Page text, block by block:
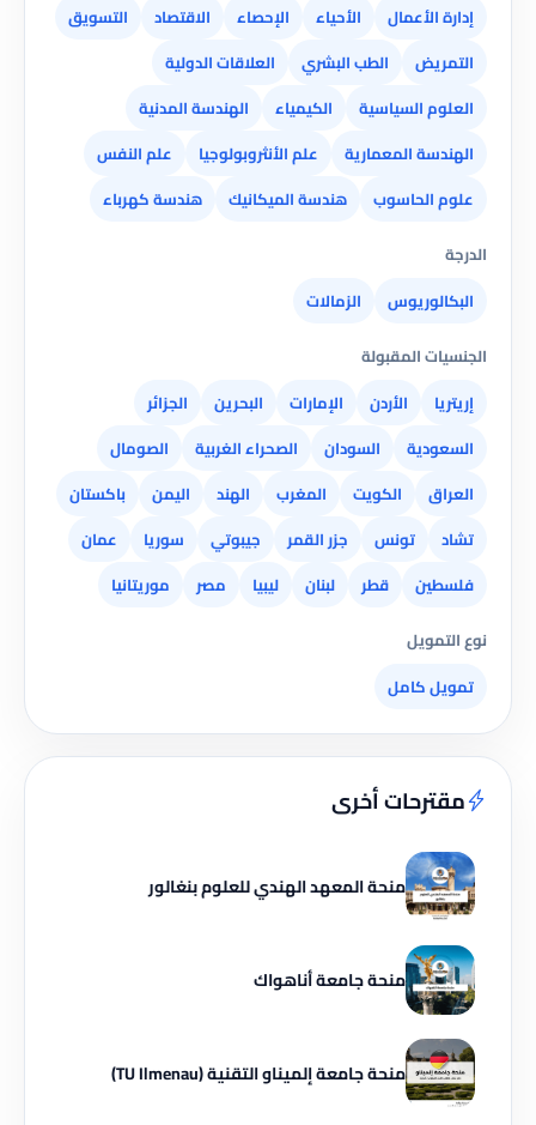
إدارة الأعمال
الأحياء الإحصاء الاقتصاد
التسويق
التمريض
الطب البشري
العلاقات الدولية
العلوم السياسية
الكيمياء
الهندسة المدنية
الهندسة المعمارية
علم الأنثروبولوجيا
علم النفس
علوم الحاسوب
هندسة الميكانيك
هندسة كهرباء
الدرجة
البكالوريوس
الزمالات
الجنسيات المقبولة
إريتريا
الأردن الإمارات البحرين
الجزائر
السعودية
السودان الصحراء الغربية
الصومال
العراق
الكويت المغرب الهند اليمن
باكستان
تشاد
تونس جزر القمر جيبوتي سوريا
عمان
فلسطين
قطر لبنان ليبيا مصر
موريتانيا
نوع التمويل
تمويل كامل
مقترحات أخرى
منحة المعهد الهندي للعلوم بنغالور
منحة جامعة أناهواك
منحة جامعة إلميناو التقنية (TU Ilmenau)